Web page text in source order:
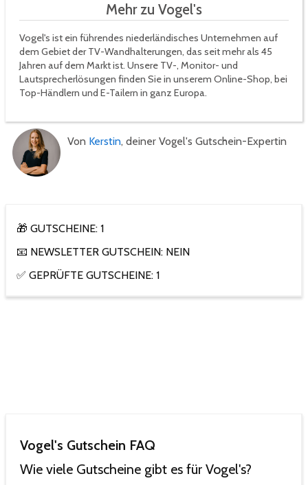
Mehr zu Vogel's
Vogel's ist ein führendes niederländisches Unternehmen auf
dem Gebiet der TV-Wandhalterungen, das seit mehr als 45
Jahren auf dem Markt ist. Unsere TV-, Monitor- und
Lautsprecherlösungen finden Sie in unserem Online-Shop, bei
Top-Händlern und E-Tailern in ganz Europa.
Von Kerstin, deiner Vogel's Gutschein-Expertin
🎁 GUTSCHEINE: 1
📧 NEWSLETTER GUTSCHEIN: NEIN
✅ GEPRÜFTE GUTSCHEINE: 1
Vogel's Gutschein FAQ
Wie viele Gutscheine gibt es für Vogel's?